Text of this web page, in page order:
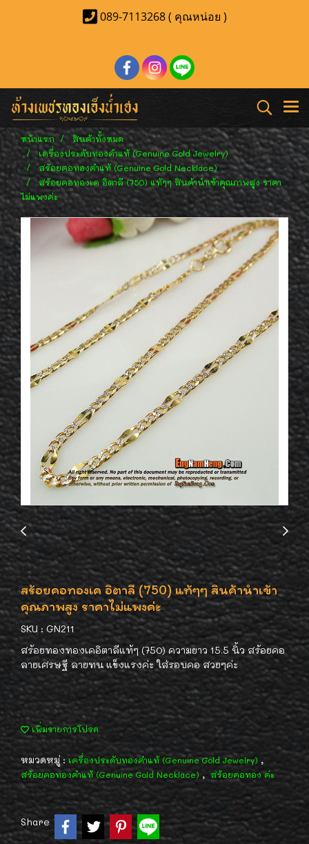
089-7113268 ( คุณหน่อย )
หน้าแรก
สินค้าทั้งหมด
เครื่องประดับทองคำแท้ (Genuine Gold Jewelry)
สร้อยคอทองคำแท้ (Genuine Gold Necklace)
สร้อยคอทองเค อิตาลี (750) แท้ๆๆ สินค้านำเข้าคุณภาพสูง ราคา
ไม่แพงค่ะ
สร้อยคอทองเค อิตาลี (750) แท้ๆๆ สินค้านำเข้า
คุณภาพสูง ราคาไม่แพงค่ะ
SKU : GN211
สร้อยทองทองเคอิตาลีแท้ๆ (750) ความยาว 15.5 นิ้ว สร้อยคอ
ลายเศรษฐี ลายทน แข็งแรงค่ะ ใส่รอบคอ สวยๆค่ะ
เพิ่มรายการโปรด
หมวดหมู่ : เครื่องประดับทองคำแท้ (Genuine Gold Jewelry) ,
สร้อยคอทองคำแท้ (Genuine Gold Necklace) , สร้อยคอทอง ค่ะ
Share